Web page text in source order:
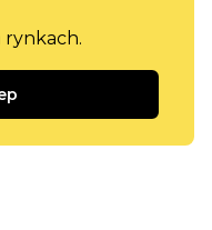
rynkach.